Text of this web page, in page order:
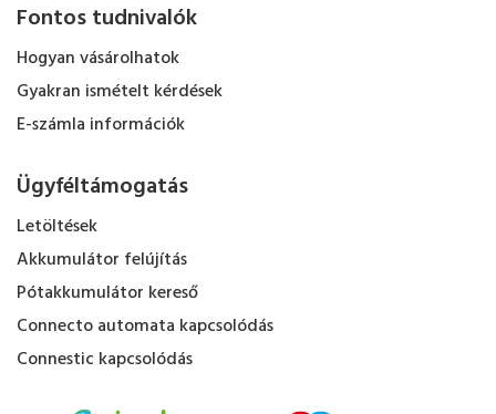
Fontos tudnivalók
Hogyan vásárolhatok
Gyakran ismételt kérdések
E-számla információk
Ügyféltámogatás
Letöltések
Akkumulátor felújítás
Pótakkumulátor kereső
Connecto automata kapcsolódás
Connestic kapcsolódás